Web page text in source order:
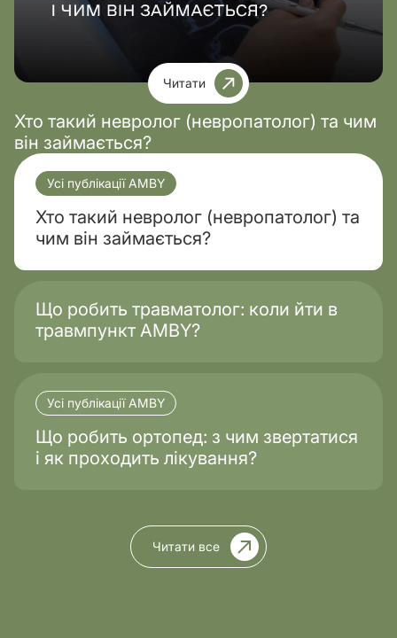
Читати
Хто такий невролог (невропатолог) та чим
він займається?
Усі публікації AMBY
Хто такий невролог (невропатолог) та
чим він займається?
Що робить травматолог: коли йти в
травмпункт AMBY?
Усі публікації AMBY
Що робить ортопед: з чим звертатися
і як проходить лікування?
Читати все